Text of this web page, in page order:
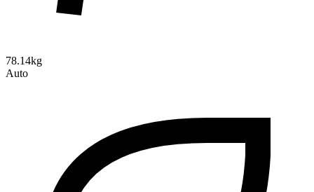
78.14kg
Auto